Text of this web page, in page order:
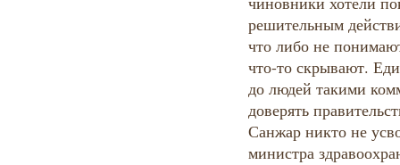
решительным
что либо не
что-то скрывают.
до людей такими
доверять
Санжар никто не
министра